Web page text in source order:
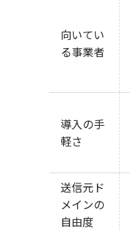
向いてい
る事業者
導入の手
軽さ
送信元ド
メインの
自由度